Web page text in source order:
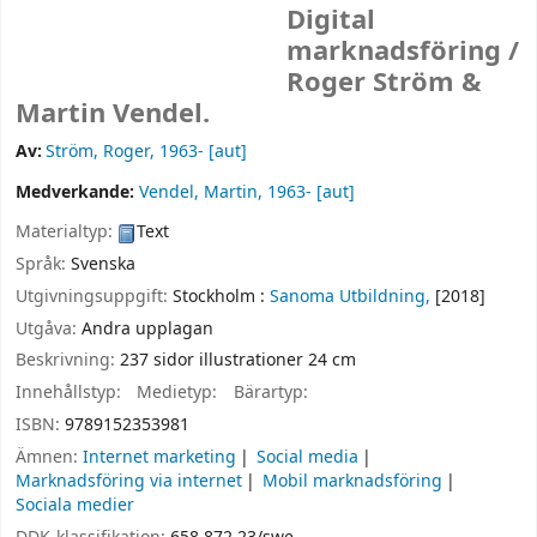
Digital
marknadsföring /
Roger Ström &
Martin Vendel.
Av:Ström, Roger, 1963- [aut]
Medverkande: Vendel, Martin, 1963- [aut]
Materialtyp:
Text
Språk: Svenska
Utgivningsuppgift: Stockholm : Sanoma Utbildning, [2018]
Utgåva: Andra upplagan
Beskrivning: 237 sidor illustrationer 24 cm
Innehållstyp:
Medietyp:
Bärartyp:
ISBN: 9789152353981
Ämnen: Internet marketing
Social media
Marknadsföring via internet
Mobil marknadsföring
Sociala medier